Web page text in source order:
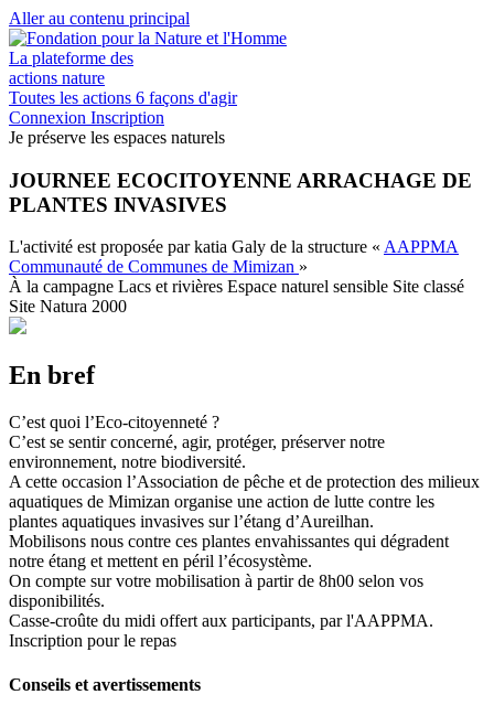
Aller au contenu principal
La plateforme des
actions nature
Toutes les actions 6 façons d'agir
Connexion Inscription
Je préserve les espaces naturels
JOURNEE ECOCITOYENNE ARRACHAGE DE
PLANTES INVASIVES
L'activité est proposée parkatia Galy de la structure « AAPPMA
Communauté de Communes de Mimizan »
À la campagne Lacs et rivières Espace naturel sensible Site classé
Site Natura 2000
En bref
C’est quoi l’Eco-citoyenneté ?
C’est se sentir concerné, agir, protéger, préserver notre
environnement, notre biodiversité.
A cette occasion l’Association de pêche et de protection des milieux
aquatiques de Mimizan organise une action de lutte contre les
plantes aquatiques invasives sur l’étang d’Aureilhan.
Mobilisons nous contre ces plantes envahissantes qui dégradent
notre étang et mettent en péril l’écosystème.
On compte sur votre mobilisation à partir de 8h00 selon vos
disponibilités.
Casse-croûte du midi offert aux participants, par l'AAPPMA.
Inscription pour le repas
Conseils et avertissements